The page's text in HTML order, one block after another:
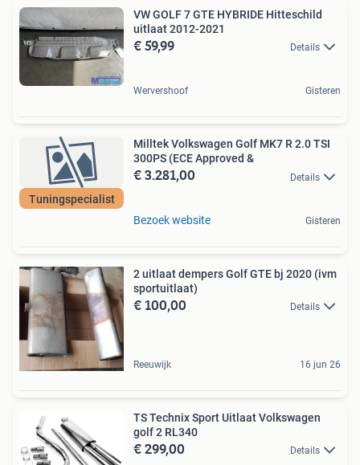
VW GOLF 7 GTE HYBRIDE Hitteschild
uitlaat 2012-2021
€ 59,99 Details
Wervershoof Gisteren
Tuningspecialist
Milltek Volkswagen Golf MK7 R 2.0 TSI
300PS (ECE Approved &
€ 3.281,00 Details
Bezoek website Gisteren
2 uitlaat dempers Golf GTE bj 2020 (ivm
sportuitlaat)
€ 100,00 Details
Reeuwijk 16 jun 26
TS Technix Sport Uitlaat Volkswagen
golf 2 RL340
€ 299,00 Details